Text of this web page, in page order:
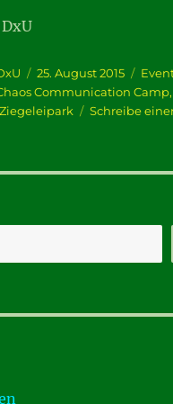
DxU
Veröffentlicht
am
25. August 2015
Communication Camp,
Ziegeleipark Schreibe